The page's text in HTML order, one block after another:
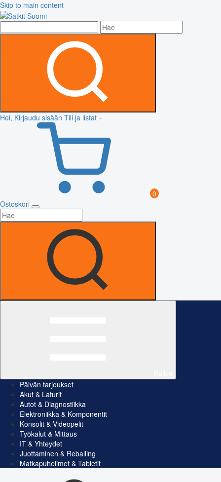
Skip to main content
Hei, Kirjaudu sisään Tili ja listat
0
Ostoskori
Päivän tarjoukset
Akut & Laturit
Autot & Diagnostiikka
Elektroniikka & Komponentit
Konsolit & Videopelit
Työkalut & Mittaus
IT & Yhteydet
Juottaminen & Reballing
Matkapuhelimet & Tabletit